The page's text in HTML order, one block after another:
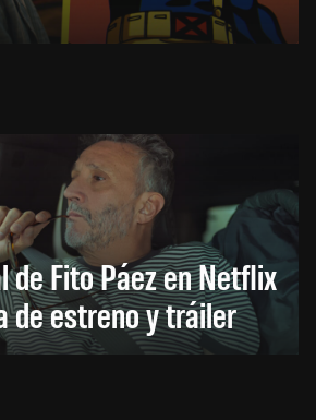
de Fito Páez en Netflix
de estreno y tráiler